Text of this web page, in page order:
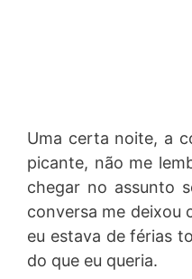
Uma certa noite, a
picante, não me
chegar no assunto
conversa me deixou
eu estava de férias
do que eu queria.